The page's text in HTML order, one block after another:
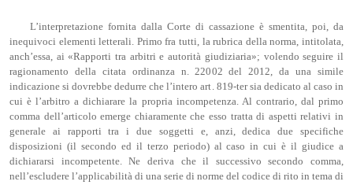
L’interpretazione fornita dalla Corte di cassazione è smentita, poi, da
inequivoci elementi letterali. Primo fra tutti, la rubrica della norma, intitolata,
anch’essa, ai «Rapporti tra arbitri e autorità giudiziaria»; volendo seguire il
ragionamento della citata ordinanza n. 22002 del 2012, da una simile
indicazione si dovrebbe dedurre che l’intero art. 819-ter sia dedicato al caso in
cui è l’arbitro a dichiarare la propria incompetenza. Al contrario, dal primo
comma dell’articolo emerge chiaramente che esso tratta di aspetti relativi in
generale ai rapporti tra i due soggetti e, anzi, dedica due specifiche
disposizioni (il secondo ed il terzo periodo) al caso in cui è il giudice a
dichiararsi incompetente. Ne deriva che il successivo secondo comma,
nell’escludere l’applicabilità di una serie di norme del codice di rito in tema di